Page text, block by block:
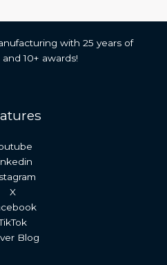
with 25 years of
10+ awards!
X
Blog